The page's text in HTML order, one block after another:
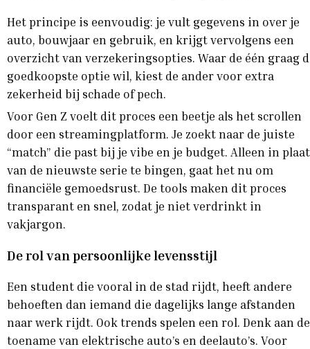
Het principe is eenvoudig: je vult gegevens in over je
auto, bouwjaar en gebruik, en krijgt vervolgens een
overzicht van verzekeringsopties. Waar de één graag
goedkoopste optie wil, kiest de ander voor extra
zekerheid bij schade of pech.
Voor Gen Z voelt dit proces een beetje als het scrollen
door een streamingplatform. Je zoekt naar de juiste
“match” die past bij je vibe en je budget. Alleen in
van de nieuwste serie te bingen, gaat het nu om
financiële gemoedsrust. De tools maken dit proces
transparant en snel, zodat je niet verdrinkt in
vakjargon.
De rol van persoonlijke levensstijl
Een student die vooral in de stad rijdt, heeft andere
behoeften dan iemand die dagelijks lange afstanden
naar werk rijdt. Ook trends spelen een rol. Denk aan de
toename van elektrische auto’s en deelauto’s. Voor